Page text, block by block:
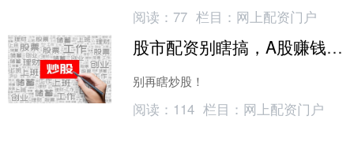
前天，6月19日，开盘不久，股市瞬间震
荡下跌，“也许这是个抄底的好机会。
阅读： 77 栏目： 网上配资门户
股市配资别瞎搞，A股赚钱真相90%散户不懂
别再瞎炒股！
阅读： 114 栏目： 网上配资门户